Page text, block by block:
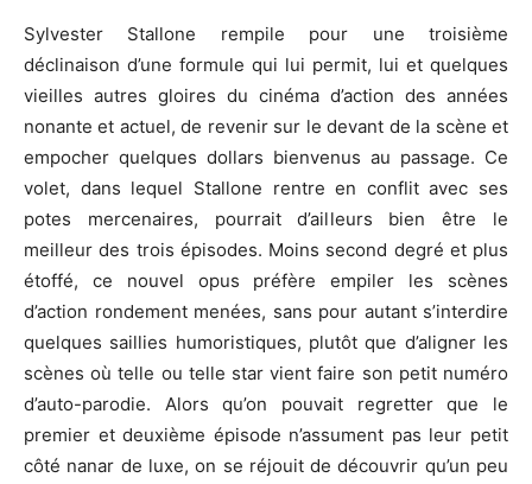
Sylvester Stallone rempile pour une troisième
déclinaison d’une formule qui lui permit, lui et quelques
vieilles autres gloires du cinéma d’action des années
nonante et actuel, de revenir sur le devant de la scène et
empocher quelques dollars bienvenus au passage. Ce
volet, dans lequel Stallone rentre en conflit avec ses
potes mercenaires, pourrait d’ailleurs bien être le
meilleur des trois épisodes. Moins second degré et plus
étoffé, ce nouvel opus préfère empiler les scènes
d’action rondement menées, sans pour autant s’interdire
quelques saillies humoristiques, plutôt que d’aligner les
scènes où telle ou telle star vient faire son petit numéro
d’auto-parodie. Alors qu’on pouvait regretter que le
premier et deuxième épisode n’assument pas leur petit
côté nanar de luxe, on se réjouit de découvrir qu’un peu